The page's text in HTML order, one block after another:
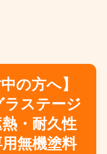
の方へ】
ステージ
・耐久性
無機塗料